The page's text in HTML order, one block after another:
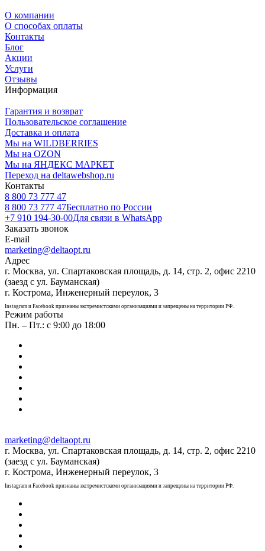
О компании
О способах оплаты
Контакты
Блог
Акции
Услуги
Отзывы
Информация
Гарантия и возврат
Пользовательское соглашение
Доставка и оплата
Мы на WILDBERRIES
Мы на OZON
Мы на ЯНДЕКС МАРКЕТ
Переход на deltawebshop.ru
Контакты
8 800 73 777 47
8 800 73 777 47Бесплатно по России
+7 910 194-30-00Для связи в WhatsApp
Заказать звонок
E-mail
marketing@deltaopt.ru
Адрес
г. Москва, ул. Спартаковская площадь, д. 14, стр. 2, офис 2210
(заезд с ул. Бауманская)
г. Кострома, Инженерный переулок, 3
Instagram и Facebook признаны экстремистскими организациями и запрещены на территории РФ.
Режим работы
Пн. – Пт.: с 9:00 до 18:00
marketing@deltaopt.ru
г. Москва, ул. Спартаковская площадь, д. 14, стр. 2, офис 2210
(заезд с ул. Бауманская)
г. Кострома, Инженерный переулок, 3
Instagram и Facebook признаны экстремистскими организациями и запрещены на территории РФ.